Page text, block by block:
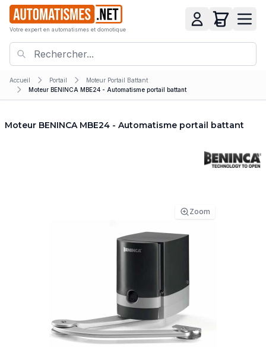
Votre expert en automatismes et domotique
Accueil Portail
Moteur Portail Battant
Moteur BENINCA MBE24 - Automatisme portail battant
Moteur BENINCA MBE24 - Automatisme portail battant
Zoom